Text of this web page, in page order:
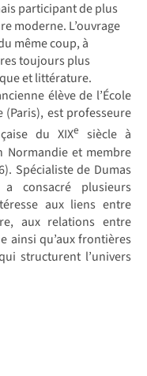
participant de plus
moderne. L’ouvrage
même coup, à
toujours plus
et littérature.
élève de l’École
est professeure
du XIXe siècle à
Normandie et membre
Spécialiste de Dumas
consacré plusieurs
aux liens entre
aux relations entre
ainsi qu’aux frontières
structurent l’univers